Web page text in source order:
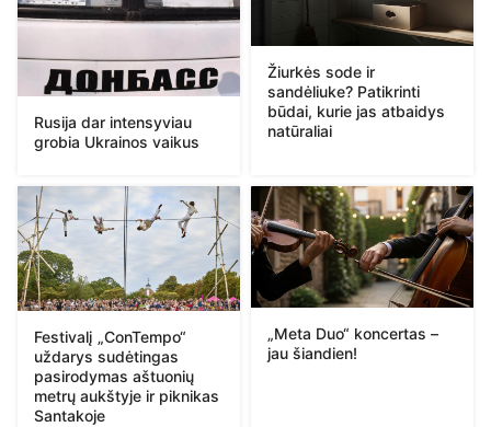
Rusija dar intensyviau
grobia Ukrainos vaikus
Žiurkės sode ir
sandėliuke? Patikrinti
būdai, kurie jas atbaidys
natūraliai
Festivalį „ConTempo“
uždarys sudėtingas
pasirodymas aštuonių
metrų aukštyje ir piknikas
Santakoje
„Meta Duo“ koncertas –
jau šiandien!